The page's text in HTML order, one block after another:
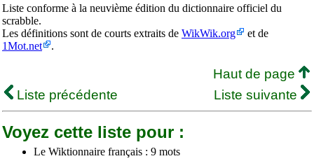
Liste conforme à la neuvième édition du dictionnaire officiel du
scrabble.
Les définitions sont de courts extraits de WikWik.org
et de
1Mot.net
.
Haut de page
Liste précédente
Liste suivante
Voyez cette liste pour :
Le Wiktionnaire français : 9 mots